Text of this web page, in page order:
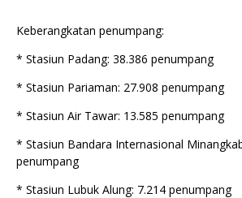
Keberangkatan penumpang:
* Stasiun Padang: 38.386 penumpang
* Stasiun Pariaman: 27.908 penumpang
* Stasiun Air Tawar: 13.585 penumpang
* Stasiun Bandara Internasional
penumpang
* Stasiun Lubuk Alung: 7.214 penumpang